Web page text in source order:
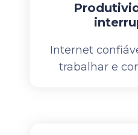
Internet
trabalhar e